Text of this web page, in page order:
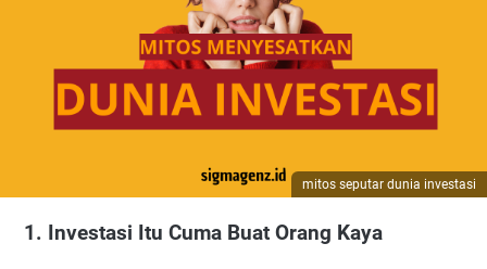
mitos seputar dunia investasi
1. Investasi Itu Cuma Buat Orang Kaya